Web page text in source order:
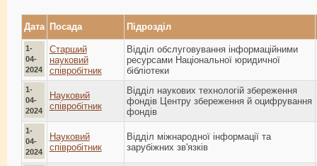
Дата Посада Підрозділ
1-
04-
2024
Старший
науковий
співробітник
Відділ обслуговування інформаційними
ресурсами Національної юридичної
бібліотеки
1-
04-
2024
Науковий
співробітник
Відділ наукових технологій збереження
фондів Центру збереження й оцифрування
фондів
1-
04-
2024
Науковий
співробітник
Відділ міжнародної інформації та
зарубіжних зв'язків